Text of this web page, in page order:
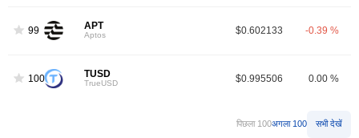
99 APT
Aptos $0.602133 -0.39 %
100 TUSD
TrueUSD $0.995506 0.00 %
पिछला 100अगला 100 सभी देखें